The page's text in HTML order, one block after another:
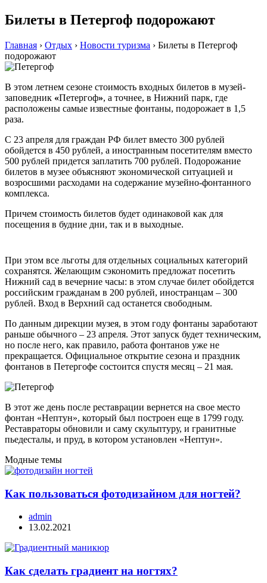
Билеты в Петергоф подорожают
Главная › Отдых › Новости туризма › Билеты в Петергоф
подорожают
В этом летнем сезоне стоимость входных билетов в музей-
заповедник «Петергоф», а точнее, в Нижний парк, где
расположены самые известные фонтаны, подорожает в 1,5
раза.
С 23 апреля для граждан РФ билет вместо 300 рублей
обойдется в 450 рублей, а иностранным посетителям вместо
500 рублей придется заплатить 700 рублей. Подорожание
билетов в музее объясняют экономической ситуацией и
возросшими расходами на содержание музейно-фонтанного
комплекса.
Причем стоимость билетов будет одинаковой как для
посещения в будние дни, так и в выходные.
При этом все льготы для отдельных социальных категорий
сохранятся. Желающим сэкономить предложат посетить
Нижний сад в вечерние часы: в этом случае билет обойдется
российским гражданам в 200 рублей, иностранцам – 300
рублей. Вход в Верхний сад останется свободным.
По данным дирекции музея, в этом году фонтаны заработают
раньше обычного – 23 апреля. Этот запуск будет техническим,
но после него, как правило, работа фонтанов уже не
прекращается. Официальное открытие сезона и праздник
фонтанов в Петергофе состоится спустя месяц – 21 мая.
В этот же день после реставрации вернется на свое место
фонтан «Нептун», который был построен еще в 1799 году.
Реставраторы обновили и саму скульптуру, и гранитные
пьедесталы, и пруд, в котором установлен «Нептун».
Модные темы
Как пользоваться фотодизайном для ногтей?
admin
13.02.2021
Как сделать градиент на ногтях?